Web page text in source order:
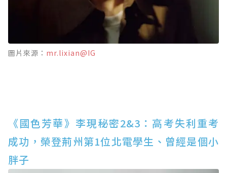
圖片來源： mr.lixian@IG
《國色芳華》李現秘密2&3：高考失利重考
成功，榮登荊州第1位北電學生、曾經是個小
胖子